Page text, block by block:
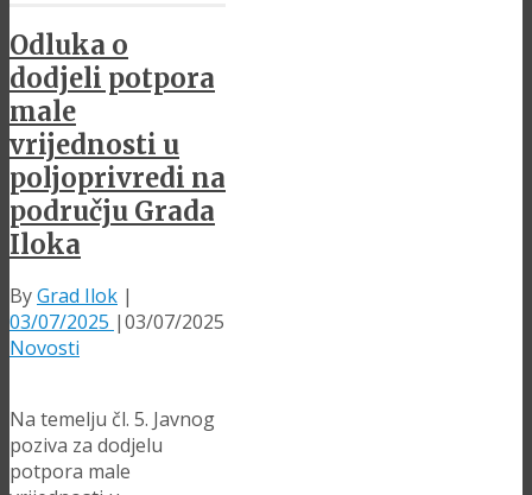
Odluka o
dodjeli potpora
male
vrijednosti u
poljoprivredi na
području Grada
Iloka
ByGrad Ilok |
03/07/2025 |03/07/2025
Novosti
Na temelju čl. 5. Javnog
poziva za dodjelu
potpora male